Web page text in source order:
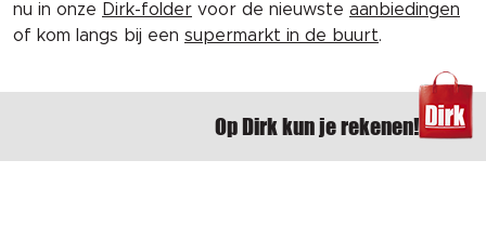
nu in onze Dirk-folder voor de nieuwste aanbiedingen
of kom langs bij een supermarkt in de buurt.
Op Dirk kun je rekenen!